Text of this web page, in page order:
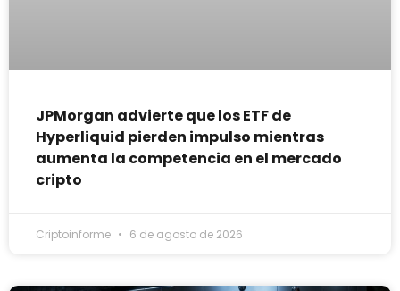
JPMorgan advierte que los ETF de
Hyperliquid pierden impulso mientras
aumenta la competencia en el mercado
cripto
Criptoinforme 6 de agosto de 2026